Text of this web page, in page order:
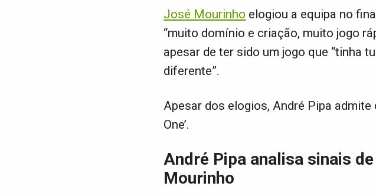
José Mourinho elogiou a equipa no
“muito domínio e criação, muito jogo
apesar de ter sido um jogo que “tinha
diferente”.
Apesar dos elogios, André Pipa admite
One’.
André Pipa analisa sinais
Mourinho